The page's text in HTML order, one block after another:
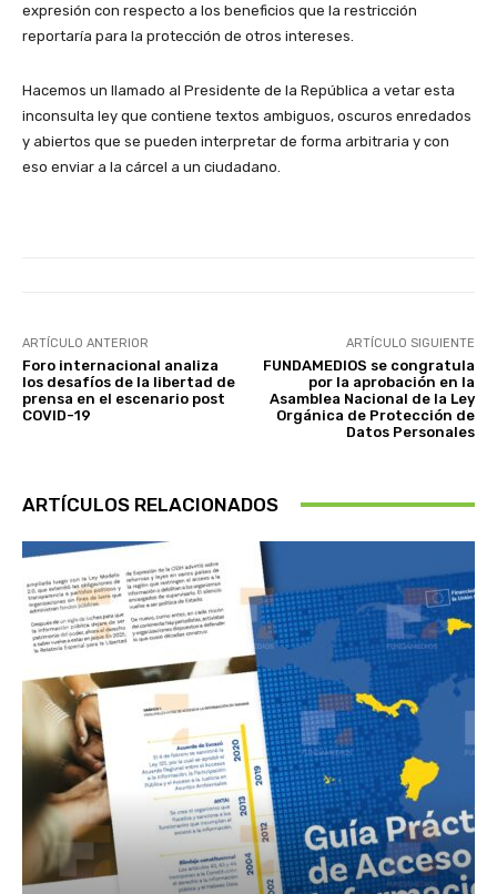
expresión con respecto a los beneficios que la restricción
reportaría para la protección de otros intereses.
Hacemos un llamado al Presidente de la República a vetar esta
inconsulta ley que contiene textos ambiguos, oscuros enredados
y abiertos que se pueden interpretar de forma arbitraria y con
eso enviar a la cárcel a un ciudadano.
ARTÍCULO ANTERIOR
Foro internacional analiza
los desafíos de la libertad de
prensa en el escenario post
COVID-19
ARTÍCULO SIGUIENTE
FUNDAMEDIOS se congratula
por la aprobación en la
Asamblea Nacional de la Ley
Orgánica de Protección de
Datos Personales
ARTÍCULOS RELACIONADOS